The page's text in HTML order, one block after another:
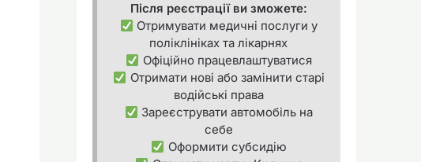
Після реєстрації ви зможете:
Отримувати медичні послуги у
поліклініках та лікарнях
Офіційно працевлаштуватися
Отримати нові або замінити старі
водійські права
Зареєструвати автомобіль на
себе
Оформити субсидію